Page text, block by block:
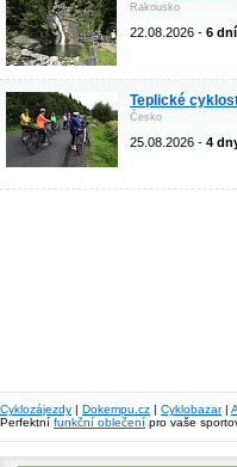
Rakousko
22.08.2026 - 6 dní
Teplické
Česko
25.08.2026 - 4
Cyklozájezdy | Dokempu.cz | Cyklobazar|
Perfektní funkční oblečení pro vaše